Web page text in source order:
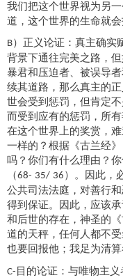
我们把这个世界视为另
道，这个世界的生命就
B）正义论证： 真主确实
背景下通往完美之路，
暴君和压迫者、被误导者
续其道路，那么真主的正
世会受到惩罚 ，但肯定
而受到应有的惩罚， 所
在这个世界上的奖赏，
一样的？根据《古兰经》
吗？你们有什么理由？
（68- 35/ 36 ）。因此，
公共司法法庭， 对善行
得到保证。因此，应该
和后世的存在，神圣的《
道的天秤，任何人都不
也要回报他；我足为清算
C- 目的论证：与唯物主